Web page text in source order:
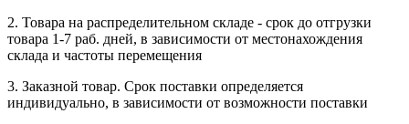
2. Товара на распределительном складе - срок до отгрузки
товара 1-7 раб. дней, в зависимости от местонахождения
склада и частоты перемещения
3. Заказной товар. Срок поставки определяется
индивидуально, в зависимости от возможности поставки